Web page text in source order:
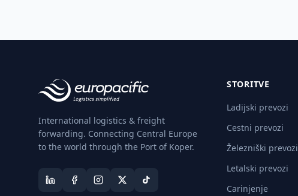
International logistics & freight
forwarding. Connecting Central Europe
to the world through the Port of Koper.
STORITVE
Ladijski prevozi
Cestni prevozi
Železniški prevozi
Letalski prevozi
Carinjenje